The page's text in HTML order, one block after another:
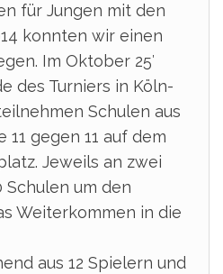
für Jungen mit den
konnten wir einen
Im Oktober 25′
des Turniers in Köln-
Schulen aus
11 gegen 11 auf dem
Jeweils an zwei
Schulen um den
Weiterkommen in die
aus 12 Spielern und